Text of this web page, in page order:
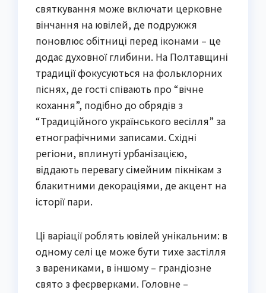
святкування може включати церковне
вінчання на ювілей, де подружжя
поновлює обітниці перед іконами – це
додає духовної глибини. На Полтавщині
традиції фокусуються на фольклорних
піснях, де гості співають про “вічне
кохання”, подібно до обрядів з
“Традиційного українського весілля” за
етнографічними записами. Східні
регіони, вплинуті урбанізацією,
віддають перевагу сімейним пікнікам з
блакитними декораціями, де акцент на
історії пари.
Ці варіації роблять ювілей унікальним: в
одному селі це може бути тихе застілля
з варениками, в іншому – грандіозне
свято з феєрверками. Головне –